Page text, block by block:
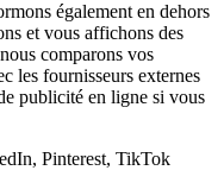
également en dehors
et vous affichons des
comparons vos
les fournisseurs externes
publicité en ligne si vous
Pinterest, TikTok